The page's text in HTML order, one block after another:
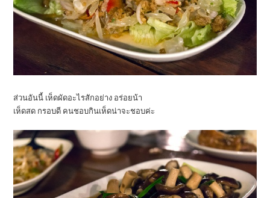
ส่วนอันนี้ เห็ดผัดอะไรสักอย่าง อร่อยน้า
เห็ดสด กรอบดี คนชอบกินเห็ดน่าจะชอบค่ะ